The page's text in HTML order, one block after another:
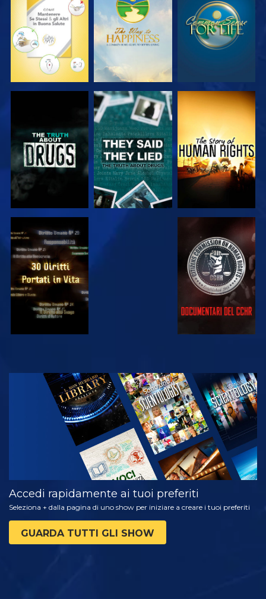
GUARDA GUARDA
GUARDA GUARDA
GUARDA
ESPLORA LE
SERIE
Accedi rapidamente ai tuoi preferiti
Seleziona + dalla pagina di uno show per iniziare a creare i tuoi preferiti
GUARDA TUTTI GLI SHOW